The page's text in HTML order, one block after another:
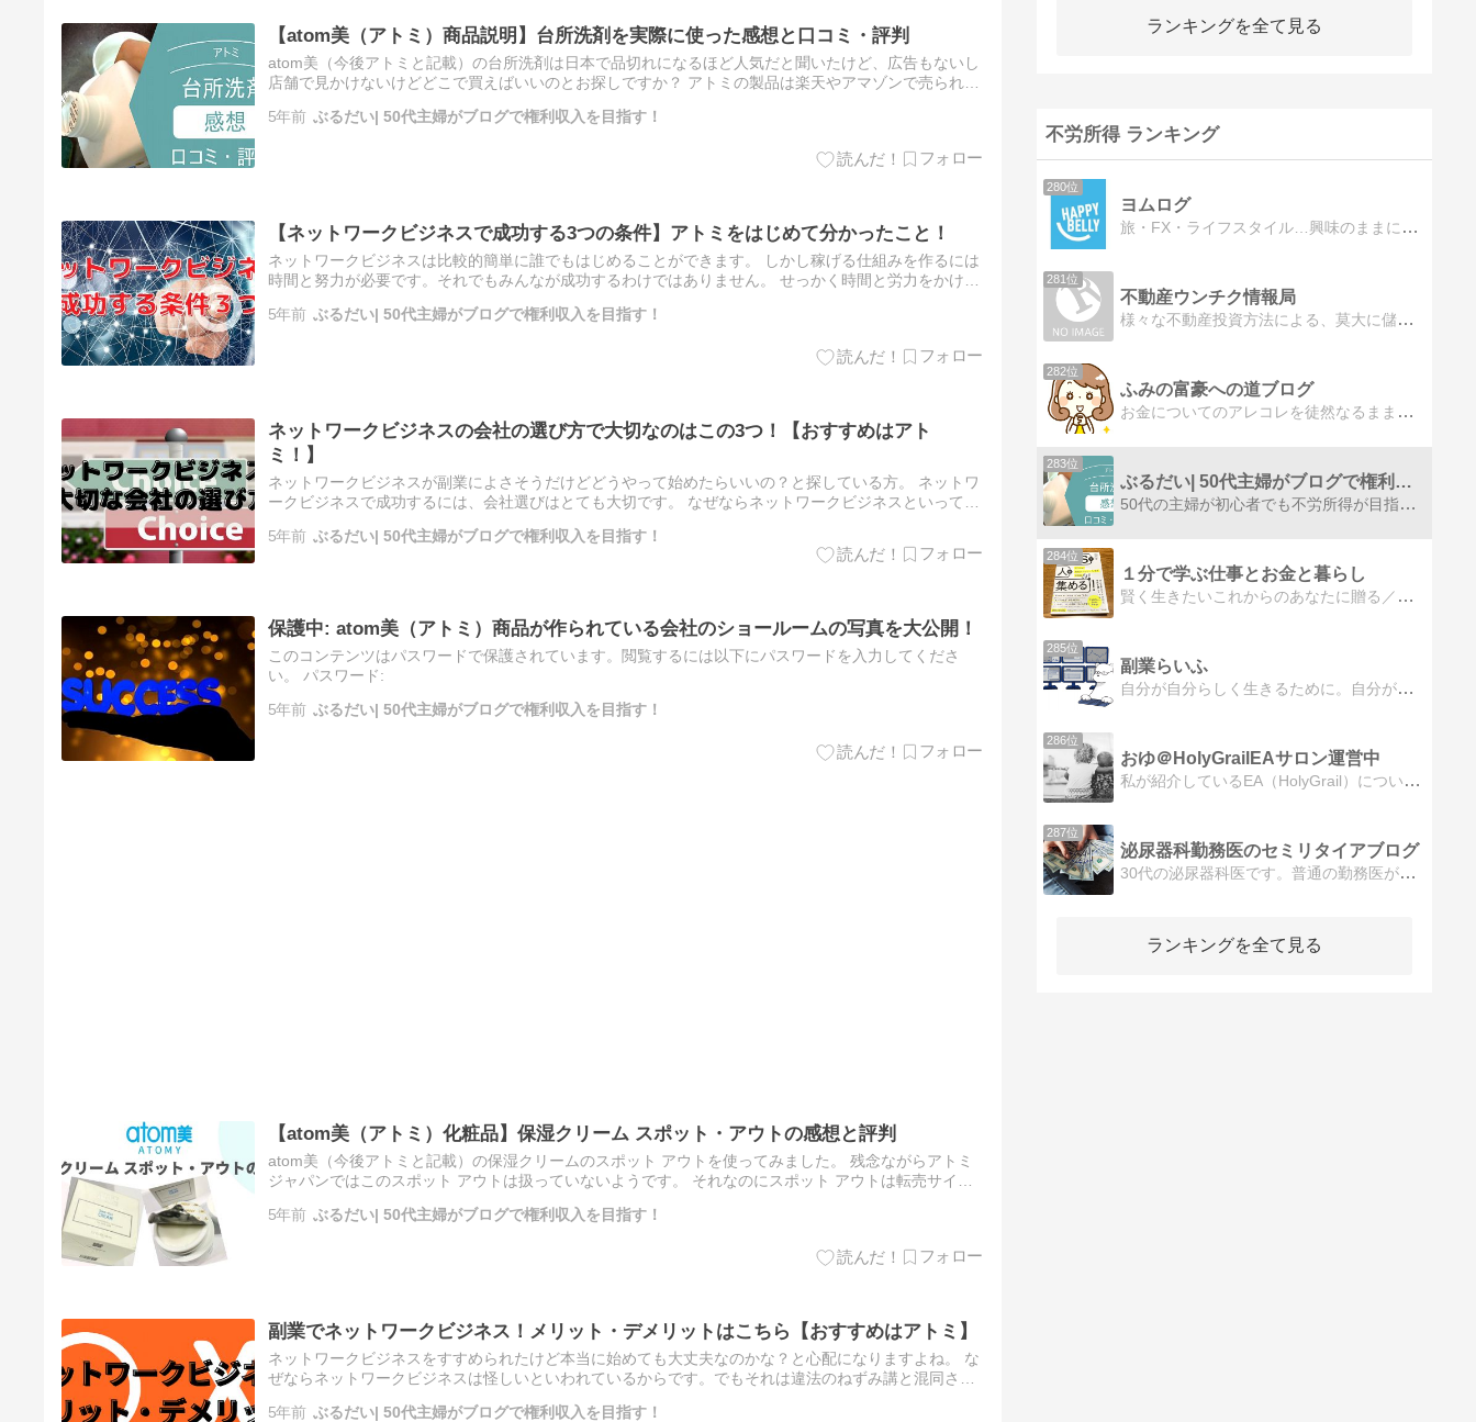
【atom美（アトミ）商品説明】台所洗剤を実際に使った感想と口コミ・評判
atom美（今後アトミと記載）の台所洗剤は日本で品切れになるほど人気だと聞いたけど、広告もないし
店舗で見かけないけどどこで買えばいいのとお探しですか？ アトミの製品は楽天やアマゾンで売られて
5年前 ぶるだい| 50代主婦がブログで権利収入を目指す！
【ネットワークビジネスで成功する3つの条件】アトミをはじめて分かったこと！
ネットワークビジネスは比較的簡単に誰でもはじめることができます。 しかし稼げる仕組みを作るには
時間と努力が必要です。それでもみんなが成功するわけではありません。 せっかく時間と労力をかける
5年前 ぶるだい| 50代主婦がブログで権利収入を目指す！
ネットワークビジネスの会社の選び方で大切なのはこの3つ！【おすすめはアト
ミ！】
ネットワークビジネスが副業によさそうだけどどうやって始めたらいいの？と探している方。 ネットワ
ークビジネスで成功するには、会社選びはとても大切です。 なぜならネットワークビジネスといっても
5年前 ぶるだい| 50代主婦がブログで権利収入を目指す！
保護中: atom美（アトミ）商品が作られている会社のショールームの写真を大公開！
このコンテンツはパスワードで保護されています。閲覧するには以下にパスワードを入力してくださ
い。 パスワード:
5年前 ぶるだい| 50代主婦がブログで権利収入を目指す！
【atom美（アトミ）化粧品】保湿クリーム スポット・アウトの感想と評判
atom美（今後アトミと記載）の保湿クリームのスポット アウトを使ってみました。 残念ながらアトミ
ジャパンではこのスポット アウトは扱っていないようです。 それなのにスポット アウトは転売サイト
5年前 ぶるだい| 50代主婦がブログで権利収入を目指す！
副業でネットワークビジネス！メリット・デメリットはこちら【おすすめはアトミ】
ネットワークビジネスをすすめられたけど本当に始めても大丈夫なのかな？と心配になりますよね。 な
ぜならネットワークビジネスは怪しいといわれているからです。でもそれは違法のねずみ講と混同され
5年前 ぶるだい| 50代主婦がブログで権利収入を目指す！
ランキングを全て見る
不労所得 ランキング
280位
ヨムログ
旅・FX・ライフスタイル…興味のままに生きていく女が雑記ブログを綴ります。資産運用をがんばりたい！
281位
不動産ウンチク情報局
様々な不動産投資方法による、莫大に儲かる話ではなく、堅実にコツコツ儲けていく仕組みづくりを紹介しています！公務員や初心者でもできる投資をわかりやすく説明します！
282位
ふみの富豪への道ブログ
お金についてのアレコレを徒然なるままに語っていきます
283位
ぶるだい| 50代主婦がブログで権利収入を目指す！
50代の主婦が初心者でも不労所得が目指せる副業ブログの方法をシェアしています。ブログアフィリエイトを長年やってきてアフィリエイトだけでは権利収入にならないと実感している理由も公開です。
284位
１分で学ぶ仕事とお金と暮らし
賢く生きたいこれからのあなたに贈る／仕事とお金に役立つ知識を発信／知らなくて損から知ってお得に／法制度・副業・ＳＮＳ・収益化・アフィリエイト
285位
副業らいふ
自分が自分らしく生きるために。自分がやりたいことを叶えるために。自分の人生を楽しむために。副業らいふ
286位
おゆ＠HolyGrailEAサロン運営中
私が紹介しているEA（HolyGrail）についてや、本業であるアパレルについて投稿していきます。
287位
泌尿器科勤務医のセミリタイアブログ
30代の泌尿器科医です。普通の勤務医がセミリタイアを目指して奮闘する様子をお伝えするブログです。医者の転職や大学病院、医局の内情から投資、不動産、金融など幅広く情報を伝えております。
ランキングを全て見る